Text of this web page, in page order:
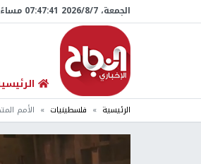
الجمعة، 7/‏8/‏2026 07:47:42 مساءً
الرئيسية فلسطينيات الأمم المتحدة: